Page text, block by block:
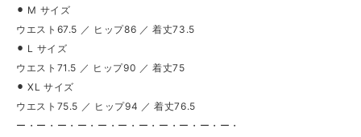
⚫︎ M サイズ
ウエスト67.5 ／ ヒップ86 ／ 着丈73.5
⚫︎ L サイズ
ウエスト71.5 ／ ヒップ90 ／ 着丈75
⚫︎ XL サイズ
ウエスト75.5 ／ ヒップ94 ／ 着丈76.5
ー・ー・ー・ー・ー・ー・ー・ー・ー・ー・ー・